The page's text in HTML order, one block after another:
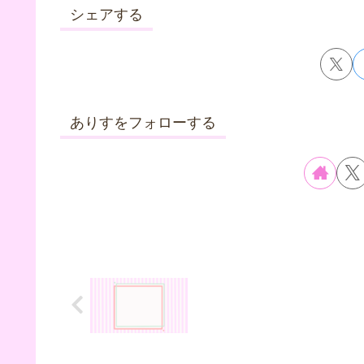
シェアする
ありすをフォローする